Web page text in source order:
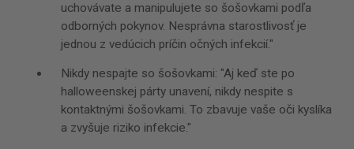
uchovávate a manipulujete so šošovkami podľa
odborných pokynov. Nesprávna starostlivosť je
jednou z vedúcich príčin očných infekcií."
Nikdy nespajte so šošovkami: "Aj keď ste po
halloweenskej párty unavení, nikdy nespite s
kontaktnými šošovkami. To zbavuje vaše oči kyslíka
a zvyšuje riziko infekcie."